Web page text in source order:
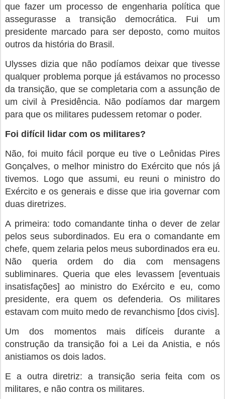
que fazer um processo de engenharia política que
assegurasse a transição democrática. Fui um
presidente marcado para ser deposto, como muitos
outros da história do Brasil.
Ulysses dizia que não podíamos deixar que tivesse
qualquer problema porque já estávamos no processo
da transição, que se completaria com a assunção de
um civil à Presidência. Não podíamos dar margem
para que os militares pudessem retomar o poder.
Foi difícil lidar com os militares?
Não, foi muito fácil porque eu tive o Leônidas Pires
Gonçalves, o melhor ministro do Exército que nós já
tivemos. Logo que assumi, eu reuni o ministro do
Exército e os generais e disse que iria governar com
duas diretrizes.
A primeira: todo comandante tinha o dever de zelar
pelos seus subordinados. Eu era o comandante em
chefe, quem zelaria pelos meus subordinados era eu.
Não queria ordem do dia com mensagens
subliminares. Queria que eles levassem [eventuais
insatisfações] ao ministro do Exército e eu, como
presidente, era quem os defenderia. Os militares
estavam com muito medo de revanchismo [dos civis].
Um dos momentos mais difíceis durante a
construção da transição foi a Lei da Anistia, e nós
anistiamos os dois lados.
E a outra diretriz: a transição seria feita com os
militares, e não contra os militares.